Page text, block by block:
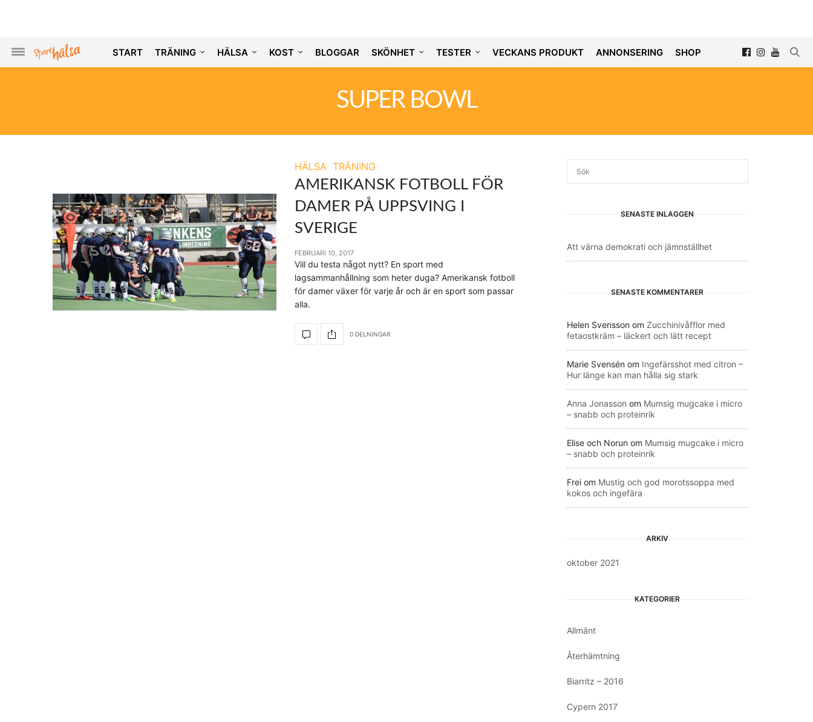
START TRÄNING HÄLSA KOST BLOGGAR SKÖNHET TESTER VECKANS PRODUKT ANNONSERING SHOP
SUPER BOWL
HÄLSA TRÄNING
AMERIKANSK FOTBOLL FÖR
DAMER PÅ UPPSVING I
SVERIGE
FEBRUARI 10, 2017
Vill du testa något nytt? En sport med
lagsammanhållning som heter duga? Amerikansk fotboll
för damer växer för varje år och är en sport som passar
alla.
0 DELNINGAR
SENASTE INLÄGGEN
Att värna demokrati och jämnställhet
SENASTE KOMMENTARER
Helen Svensson om Zucchinivåfflor med
fetaostkräm – läckert och lätt recept
Marie Svensén om Ingefärsshot med citron –
Hur länge kan man hålla sig stark
Anna Jonasson om Mumsig mugcake i micro
– snabb och proteinrik
Elise och Norun om Mumsig mugcake i micro
– snabb och proteinrik
Frei om Mustig och god morotssoppa med
kokos och ingefära
ARKIV
oktober 2021
KATEGORIER
Allmänt
Återhämtning
Biarritz – 2016
Cypern 2017